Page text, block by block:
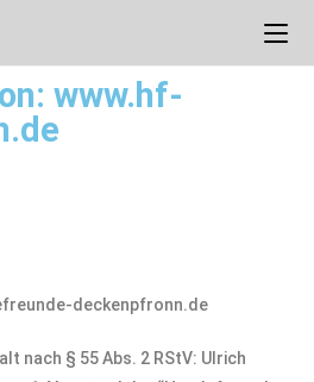
www.hf-
deckenpfronn.de
nach § 55 Abs. 2 RStV: Ulrich